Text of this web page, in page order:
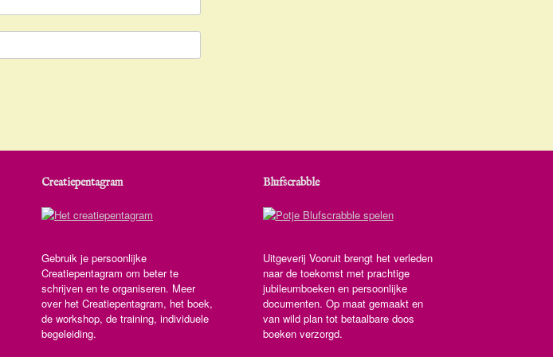
Creatiepentagram
Gebruik je persoonlijke
Creatiepentagram om beter te
schrijven en te organiseren. Meer
over het Creatiepentagram, het boek,
de workshop, de training, individuele
begeleiding.
Blufscrabble
Uitgeverij Vooruit brengt het verleden
naar de toekomst met prachtige
jubileumboeken en persoonlijke
documenten. Op maat gemaakt en
van wild plan tot betaalbare doos
boeken verzorgd.